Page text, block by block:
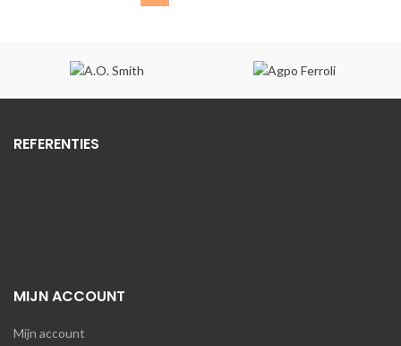
REFERENTIES
MIJN ACCOUNT
Mijn account